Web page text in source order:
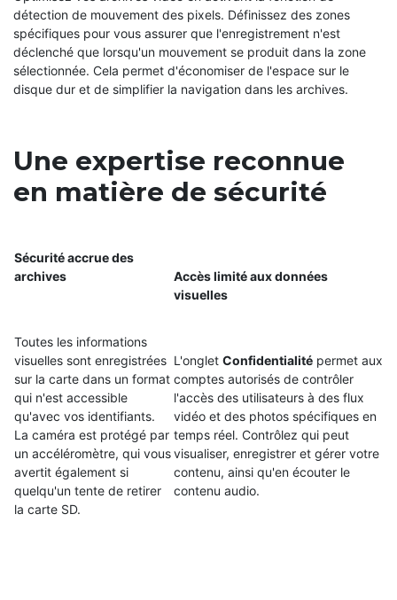
détection de mouvement des pixels. Définissez des zones
spécifiques pour vous assurer que l'enregistrement n'est
déclenché que lorsqu'un mouvement se produit dans la zone
sélectionnée. Cela permet d'économiser de l'espace sur le
disque dur et de simplifier la navigation dans les archives.
Une expertise reconnue
en matière de sécurité
Sécurité accrue des
archives
Toutes les informations
visuelles sont enregistrées
sur la carte dans un format
qui n'est accessible
qu'avec vos identifiants.
La caméra est protégé par
un accéléromètre, qui vous
avertit également si
quelqu'un tente de retirer
la carte SD.
Accès limité aux données
visuelles
L'onglet Confidentialité permet aux
comptes autorisés de contrôler
l'accès des utilisateurs à des flux
vidéo et des photos spécifiques en
temps réel. Contrôlez qui peut
visualiser, enregistrer et gérer votre
contenu, ainsi qu'en écouter le
contenu audio.